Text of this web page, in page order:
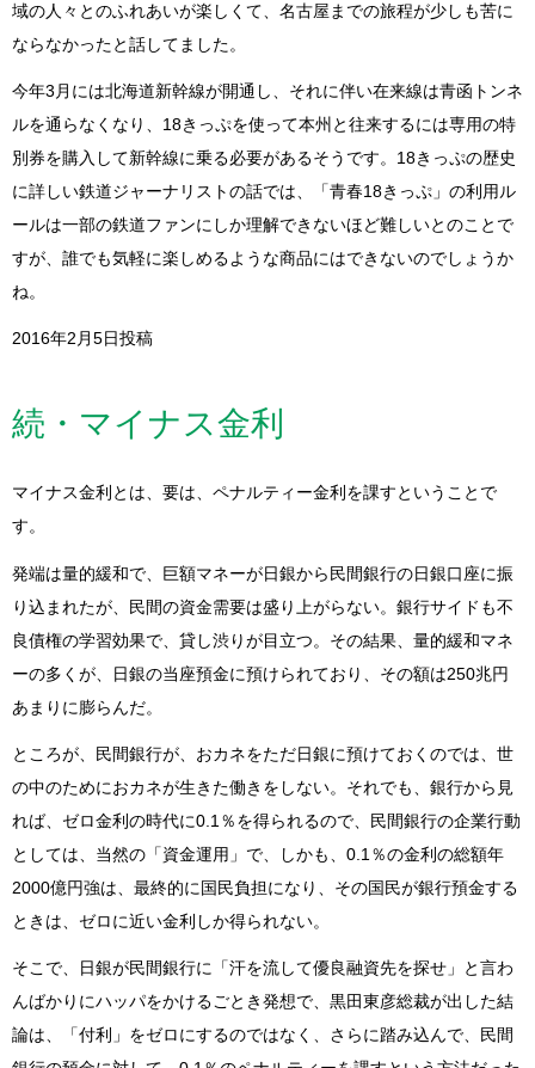
域の人々とのふれあいが楽しくて、名古屋までの旅程が少しも苦に
ならなかったと話してました。
今年3月には北海道新幹線が開通し、それに伴い在来線は青函トンネ
ルを通らなくなり、18きっぷを使って本州と往来するには専用の特
別券を購入して新幹線に乗る必要があるそうです。18きっぷの歴史
に詳しい鉄道ジャーナリストの話では、「青春18きっぷ」の利用ル
ールは一部の鉄道ファンにしか理解できないほど難しいとのことで
すが、誰でも気軽に楽しめるような商品にはできないのでしょうか
ね。
2016年2月5日投稿
続・マイナス金利
マイナス金利とは、要は、ペナルティー金利を課すということで
す。
発端は量的緩和で、巨額マネーが日銀から民間銀行の日銀口座に振
り込まれたが、民間の資金需要は盛り上がらない。銀行サイドも不
良債権の学習効果で、貸し渋りが目立つ。その結果、量的緩和マネ
ーの多くが、日銀の当座預金に預けられており、その額は250兆円
あまりに膨らんだ。
ところが、民間銀行が、おカネをただ日銀に預けておくのでは、世
の中のためにおカネが生きた働きをしない。それでも、銀行から見
れば、ゼロ金利の時代に0.1％を得られるので、民間銀行の企業行動
としては、当然の「資金運用」で、しかも、0.1％の金利の総額年
2000億円強は、最終的に国民負担になり、その国民が銀行預金する
ときは、ゼロに近い金利しか得られない。
そこで、日銀が民間銀行に「汗を流して優良融資先を探せ」と言わ
んばかりにハッパをかけるごとき発想で、黒田東彦総裁が出した結
論は、「付利」をゼロにするのではなく、さらに踏み込んで、民間